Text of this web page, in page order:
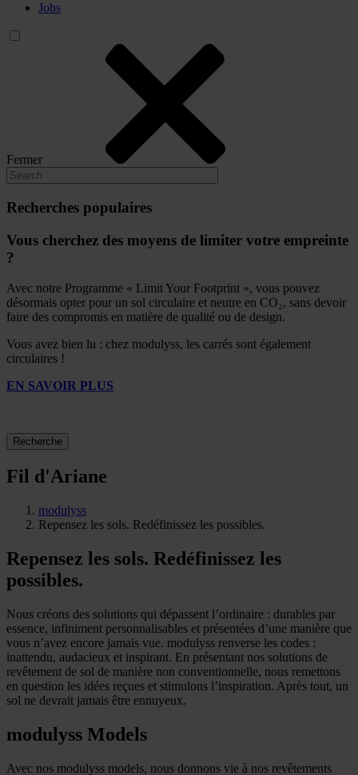
Jobs
Fermer
Recherches populaires
Vous cherchez des moyens de limiter votre empreinte
?
Avec notre Programme « Limit Your Footprint », vous pouvez
désormais opter pour un sol circulaire et neutre en CO₂, sans devoir
faire des compromis en matière de qualité ou de design.
Vous avez bien lu : chez modulyss, les carrés sont également
circulaires !
EN SAVOIR PLUS
Recherche
Fil d'Ariane
modulyss
Repensez les sols. Redéfinissez les possibles.
Repensez les sols. Redéfinissez les
possibles.
Nous créons des solutions qui dépassent l’ordinaire : durables par
essence, infiniment personnalisables et présentées d’une manière que
vous n’avez encore jamais vue. modulyss renverse les codes :
inattendu, audacieux et inspirant. En présentant nos solutions de
revêtement de sol de manière non conventionnelle, nous remettons
en question les idées reçues et stimulons l’inspiration. Après tout, un
sol ne devrait jamais être ennuyeux.
modulyss Models
Avec nos modulyss models, nous donnons vie à nos revêtements